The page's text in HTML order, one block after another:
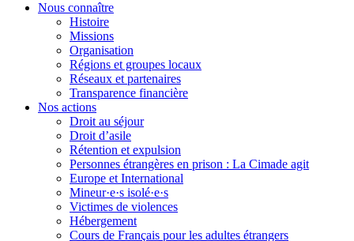
Nous connaître
Histoire
Missions
Organisation
Régions et groupes locaux
Réseaux et partenaires
Transparence financière
Nos actions
Droit au séjour
Droit d’asile
Rétention et expulsion
Personnes étrangères en prison : La Cimade agit
Europe et International
Mineur·e·s isolé·e·s
Victimes de violences
Hébergement
Cours de Français pour les adultes étrangers